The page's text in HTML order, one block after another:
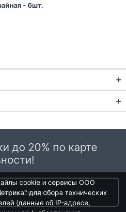
- 6шт.
Welch — создание
и неподвластных времени
работает над разработкой и
сервировки на самом высоком
доставка курьером до
в пределах МКАД399 руб.
Москве за МКАД599 руб.
области - с 10 до 22
до 20% по карте
скидки
cookie и сервисы ООО
для сбора технических
(данные об IP-адресе,